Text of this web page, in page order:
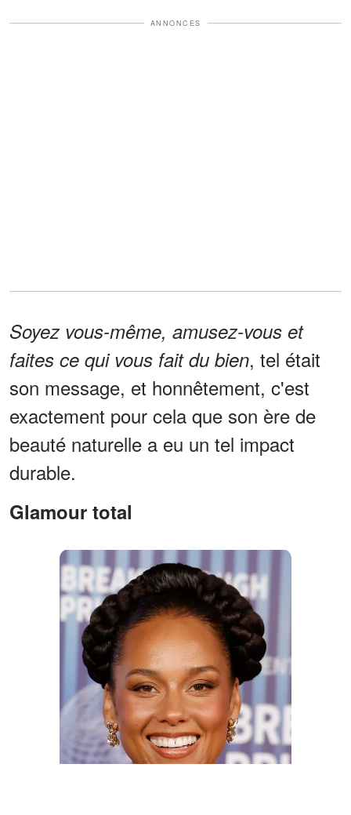
ANNONCES
Soyez vous-même, amusez-vous et
faites ce qui vous fait du bien, tel était
son message, et honnêtement, c'est
exactement pour cela que son ère de
beauté naturelle a eu un tel impact
durable.
Glamour total